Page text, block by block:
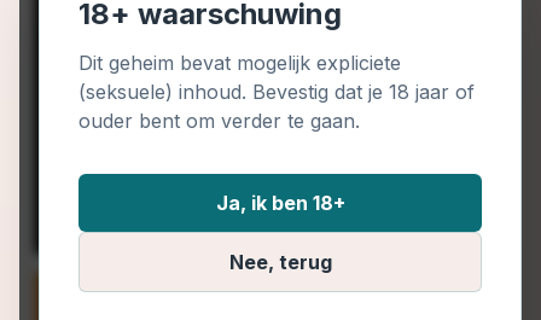
18+ waarschuwing
Dit geheim bevat mogelijk expliciete
(seksuele) inhoud. Bevestig dat je 18 jaar of
ouder bent om verder te gaan.
Ja, ik ben 18+
Nee, terug